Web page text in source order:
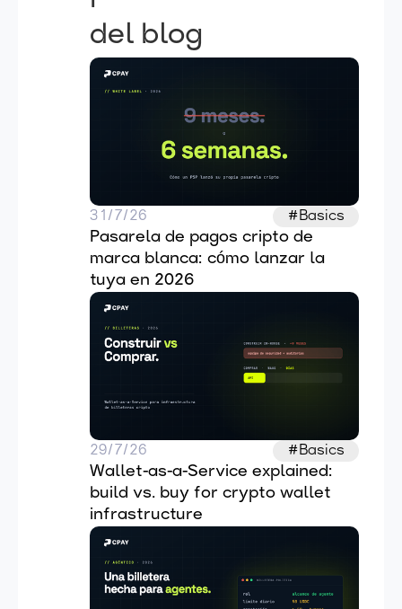
del blog
31/7/26 #Basics
Pasarela de pagos cripto de
marca blanca: cómo lanzar la
tuya en 2026
29/7/26 #Basics
Wallet-as-a-Service explained:
build vs. buy for crypto wallet
infrastructure